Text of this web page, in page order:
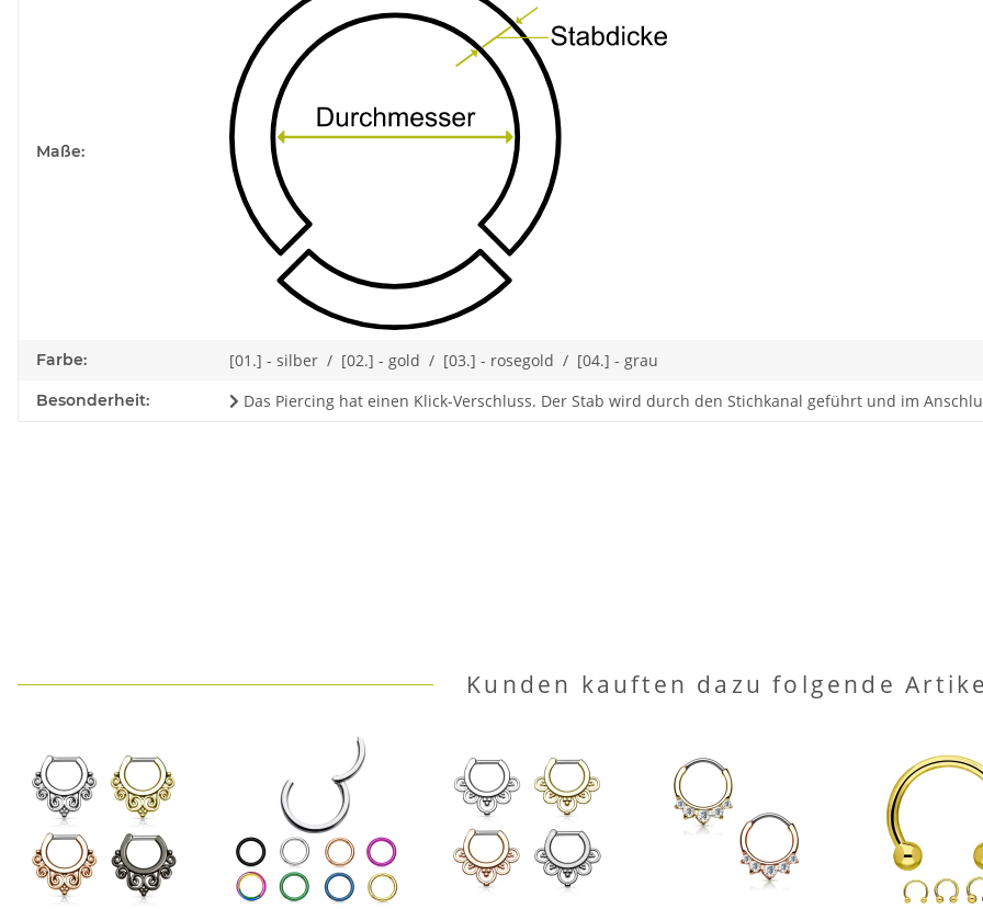
Maße:
Farbe: [01.] - silber / [02.] - gold / [03.] - rosegold / [04.] - grau
Besonderheit: Das Piercing hat einen Klick-Verschluss. Der Stab wird durch den Stichkanal geführt und im
Kunden kauften dazu folgende